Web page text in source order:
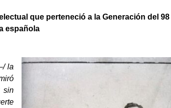
que perteneció a la Generación del 98
española
la
sin